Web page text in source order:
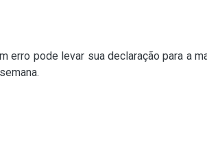
pode levar sua declaração para a